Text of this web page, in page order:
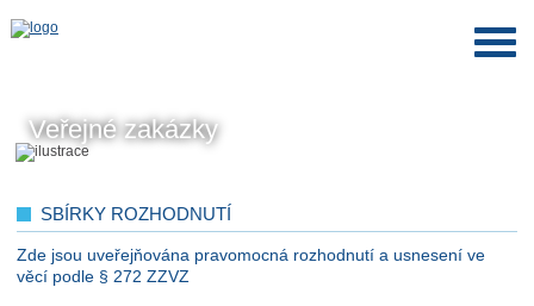
Veřejné zakázky
SBÍRKY ROZHODNUTÍ
Zde jsou uveřejňována pravomocná rozhodnutí a usnesení ve
věcí podle § 272 ZZVZ